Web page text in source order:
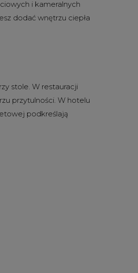
i kameralnych
dodać wnętrzu ciepła
stole. W restauracji
przytulności. W hotelu
podkreślają